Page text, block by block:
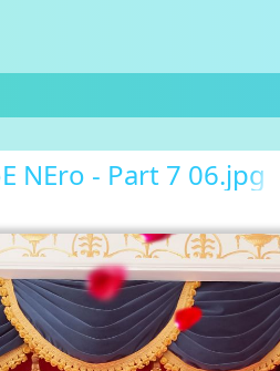
NEro - Part 7 06.jpg